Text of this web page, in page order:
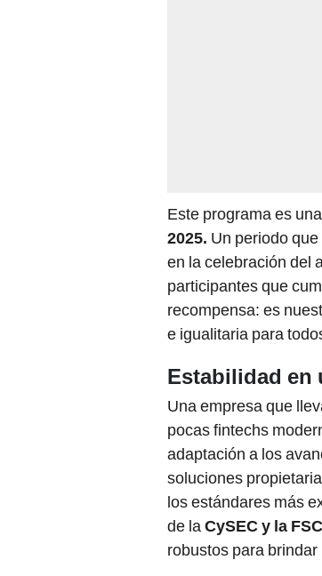
Este programa es
2025. Un periodo
en la celebración del
participantes que
recompensa: es
e igualitaria para
Estabilidad en
Una empresa que
pocas fintechs
adaptación a los
soluciones
los estándares más
de la CySEC y la FSC
robustos para